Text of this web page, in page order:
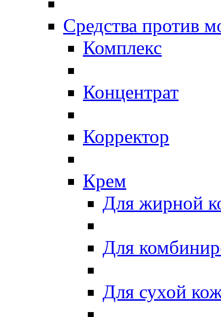
Средства против
Комплекс
Концентрат
Корректор
Крем
Для жирной
Для
Для сухой